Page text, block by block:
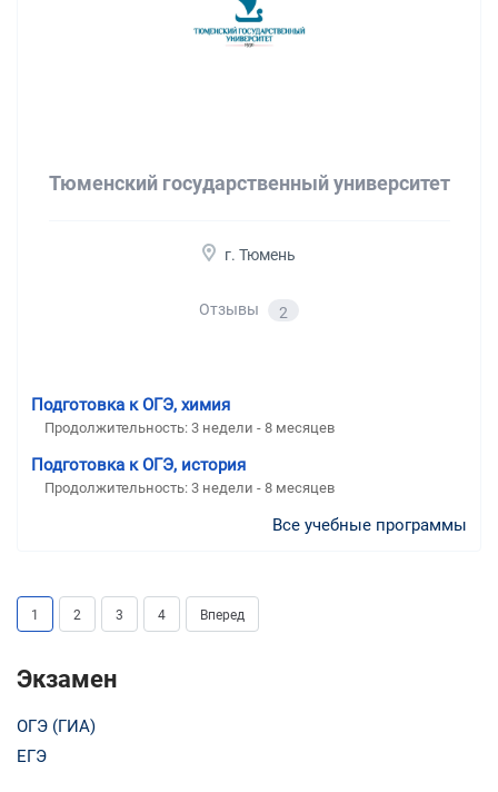
Тюменский государственный университет
г. Тюмень
Отзывы 2
Подготовка к ОГЭ, химия
Продолжительность: 3 недели - 8 месяцев
Подготовка к ОГЭ, история
Продолжительность: 3 недели - 8 месяцев
Все учебные программы
1 2 3 4 Вперед
Экзамен
ОГЭ (ГИА)
ЕГЭ